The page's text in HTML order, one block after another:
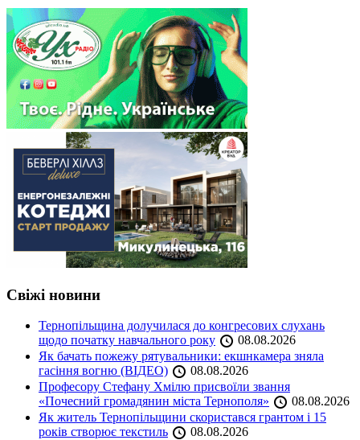
Свіжі новини
Тернопільщина долучилася до конгресових слухань
щодо початку навчального року
08.08.2026
Як бачать пожежу рятувальники: екшнкамера зняла
гасіння вогню (ВІДЕО)
08.08.2026
Професору Стефану Хмілю присвоїли звання
«Почесний громадянин міста Тернополя»
08.08.2026
Як житель Тернопільщини скористався грантом і 15
років створює текстиль
08.08.2026